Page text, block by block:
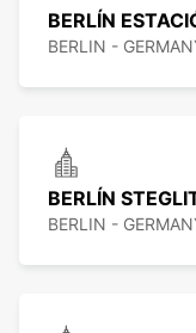
BERLÍN
BERLIN -
BERLÍN
BERLIN -